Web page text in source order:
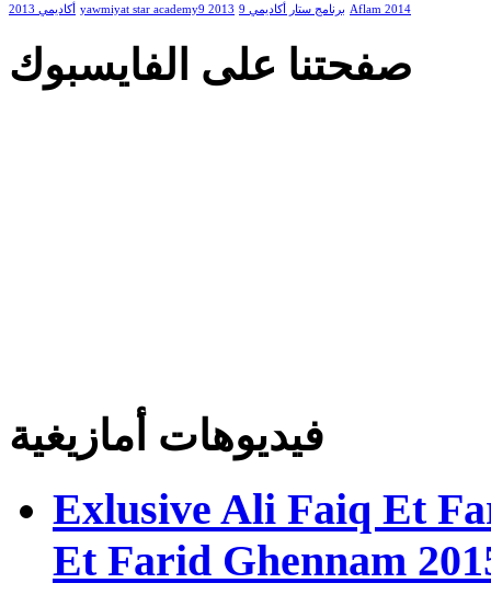
أكاديمي 2013 yawmiyat star academy9 2013 برنامج ستار أكاديمي 9 Aflam 2014
صفحتنا على الفايسبوك
فيديوهات أمازيغية
Exlusive Ali Faiq Et
Et Farid Ghennam